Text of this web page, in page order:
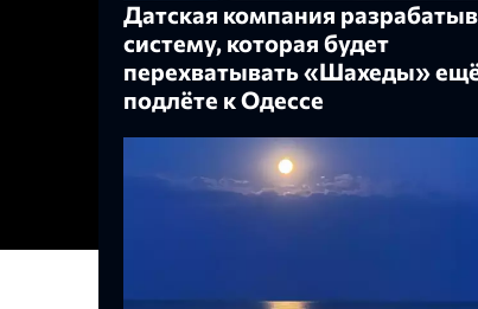
Датская компания
систему, которая будет
перехватывать «Шахеды»
подлёте к Одессе